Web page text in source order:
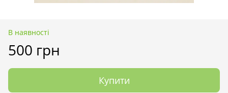
В наявності
500 грн
Купити